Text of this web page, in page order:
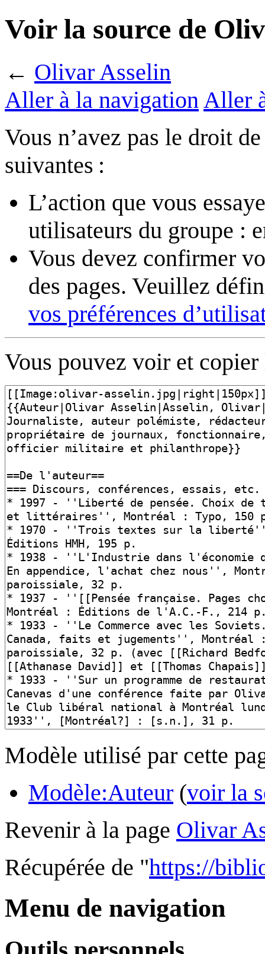
Voir la source de
← Olivar Asselin
Aller à la navigation Aller
Vous n’avez pas le droit
suivantes :
L’action que vous
utilisateurs du groupe :
Vous devez confirmer
des pages. Veuillez
vos préférences
Vous pouvez voir et
Modèle utilisé par cette
Modèle:Auteur (voir la
Revenir à la page Olivar
Récupérée de "https://
Menu de navigation